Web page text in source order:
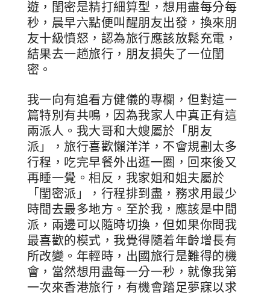
遊，閨密是精打細算型，想用盡每分每
秒，晨早六點便叫醒朋友出發，換來朋
友十級憤怒，認為旅行應該放鬆充電，
結果去一趟旅行，朋友損失了一位閨
密。
我一向有追看方健儀的專欄，但對這一
篇特別有共鳴，因為我家人中真正有這
兩派人。我大哥和大嫂屬於「朋友
派」，旅行喜歡懶洋洋，不會規劃太多
行程，吃完早餐外出逛一圈，回來後又
再睡一覺。相反，我家姐和姐夫屬於
「閨密派」，行程排到盡，務求用最少
時間去最多地方。至於我，應該是中間
派，兩邊可以隨時切換，但如果你問我
最喜歡的模式，我覺得隨着年齡增長有
所改變。年輕時，出國旅行是難得的機
會，當然想用盡每一分一秒，就像我第
一次來香港旅行，有機會踏足夢寐以求